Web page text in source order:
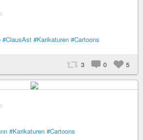
#ClausAst #Karikaturen #Cartoons
3 0 5
#Karikaturen #Cartoons